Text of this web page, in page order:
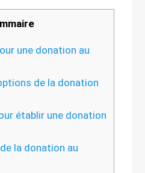
une donation au
de la donation
établir une donation
la donation au